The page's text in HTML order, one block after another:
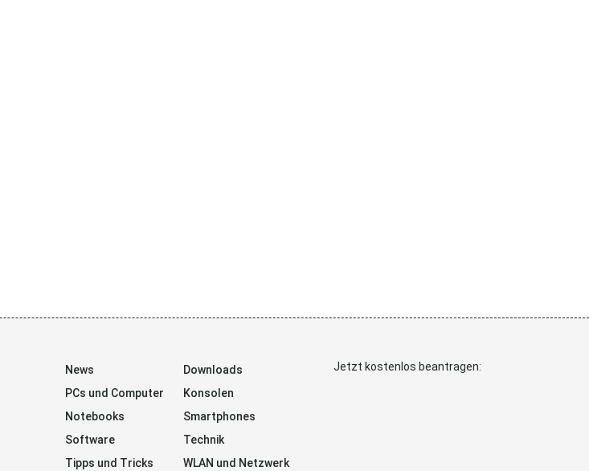
News
Downloads
PCs und Computer
Konsolen
Notebooks
Smartphones
Software
Technik
Tipps und Tricks
WLAN und Netzwerk
Jetzt kostenlos beantragen: